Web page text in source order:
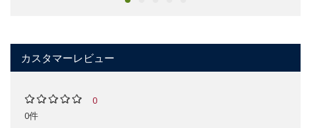
カスタマーレビュー
0
0件